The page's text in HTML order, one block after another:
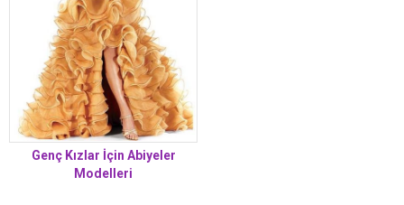
Genç Kızlar İçin Abiyeler
Modelleri